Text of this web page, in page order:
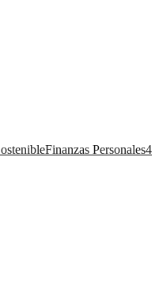
Finanzas Personales4